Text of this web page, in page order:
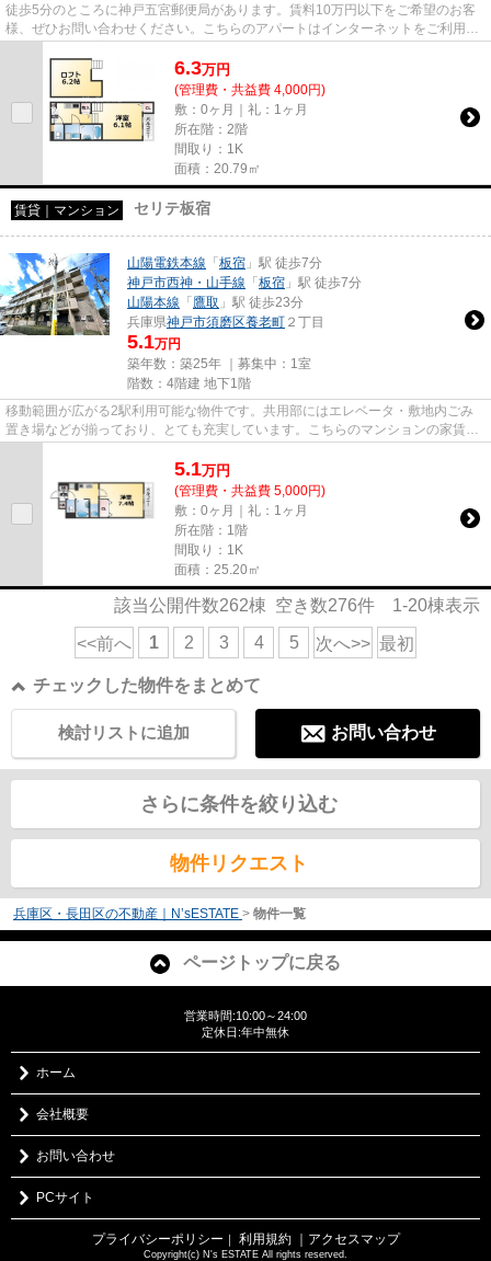
徒歩5分のところに神戸五宮郵便局があります。賃料10万円以下をご希望のお客
様、ぜひお問い合わせください。こちらのアパートはインターネットをご利用い
6.3万円
(管理費・共益費 4,000円)
敷：0ヶ月｜礼：1ヶ月
所在階：2階
間取り：1K
面積：20.79㎡
賃貸｜マンション セリテ板宿
山陽電鉄本線 「 板宿 」駅 徒歩7分
神戸市西神・山手線 「 板宿 」駅 徒歩7分
山陽本線 「 鷹取 」駅 徒歩23分
兵庫県神戸市須磨区養老町 ２丁目
5.1万円
築年数：築25年 ｜募集中： 1室
階数：4階建 地下1階
移動範囲が広がる2駅利用可能な物件です。共用部にはエレベータ・敷地内ごみ
置き場などが揃っており、とても充実しています。こちらのマンションの家賃は
5.1万円
(管理費・共益費 5,000円)
敷：0ヶ月｜礼：1ヶ月
所在階：1階
間取り：1K
面積：25.20㎡
該当公開件数262棟 空き数276件 1-20棟表示
<<前へ 1 2 3 4 5 次へ>> 最初
チェックした物件をまとめて
お問い合わせ
検討リストに追加
さらに条件を絞り込む
物件リクエスト
兵庫区・長田区の不動産｜N’sESTATE > 物件一覧
ページトップに戻る
営業時間:10:00～24:00
定休日:年中無休
ホーム
会社概要
お問い合わせ
PCサイト
プライバシーポリシー ｜ 利用規約 ｜アクセスマップ
Copyright(c) N's ESTATE All rights reserved.